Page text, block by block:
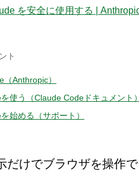
を安全に使用する |
ト
Anthropic）
使う（Claude Codeドキュメント）
始める（サポート）
だけでブラウザを操作